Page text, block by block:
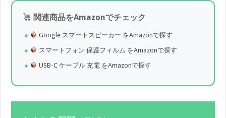
関連商品をAmazonでチェック
Google スマートスピーカー をAmazonで探す
スマートフォン 保護フィルム をAmazonで探す
USB-C ケーブル 充電 をAmazonで探す